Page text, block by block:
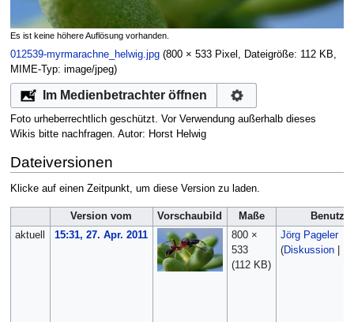
Es ist keine höhere Auflösung vorhanden.
012539-myrmarachne_helwig.jpg‎ (800 × 533 Pixel, Dateigröße: 112 KB,
MIME-Typ: image/jpeg)
Im Medienbetrachter öffnen
Foto urheberrechtlich geschützt. Vor Verwendung außerhalb dieses
Wikis bitte nachfragen. Autor: Horst Helwig
Dateiversionen
Klicke auf einen Zeitpunkt, um diese Version zu laden.
Version vom Vorschaubild Maße
Benutzer
aktuell
15:31, 27. Apr. 2011
800 ×
533
(112 KB)
Jörg Pageler
(Diskussion|